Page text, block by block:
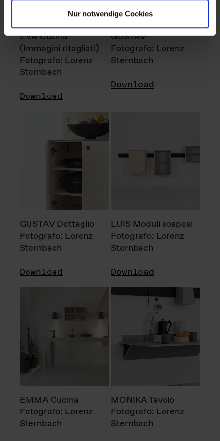
Nur notwendige Cookies
EVA Cucina
(Immagini ritagliati)
Fotografo: Lorenz
Sternbach
Download
GUSTAV
Fotografo: Lorenz
Sternbach
Download
GUSTAV Dettaglio
Fotografo: Lorenz
Sternbach
Download
LUIS Moduli sospesi
Fotografo: Lorenz
Sternbach
Download
EMMA Cucina
Fotografo: Lorenz
Sternbach
MONIKA Tavolo
Fotografo: Lorenz
Sternbach